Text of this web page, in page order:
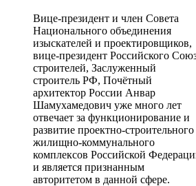
Вице-президент и член Совета
Национального объединения
изыскателей и проектировщиков,
вице-президент Российского
строителей, Заслуженный
строитель РФ, Почётный
архитектор России Анвар
Шамухамедович уже много лет
отвечает за функционирование и
развитие проектно-
жилищно-коммунального
комплексов Российской
и является признанным
авторитетом в данной сфере.